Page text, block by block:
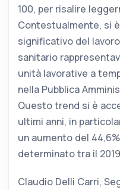
100, per risalire
Contestualmente, si
significativo del
sanitario
unità lavorative a
nella Pubblica
Questo trend si è
ultimi anni, in
un aumento del
determinato tra il
Claudio Delli Carri,